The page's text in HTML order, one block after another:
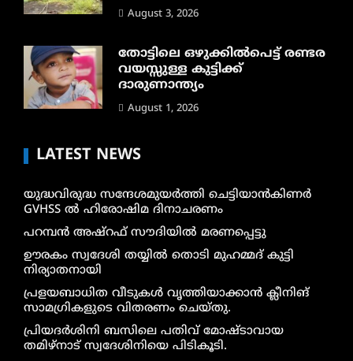
August 3, 2026
തോട്ടിലെ ഒഴുക്കിൽപെട്ട് രണ്ടര
വയസ്സുള്ള കുട്ടിക്ക്
ദാരുണാന്ത്യം
August 1, 2026
LATEST NEWS
യുദ്ധവിരുദ്ധ സന്ദേശമുയർത്തി ചെട്ടിയാൻകിണർ
GVHSS ൽ ഹിരോഷിമ ദിനാചരണം
പറമ്പൻ അഷ്‌റഫ് സൗദിയിൽ മരണപ്പെട്ടു
ഊരകം സ്വദേശി തയ്യിൽ തൊടി മുഹമ്മദ് കുട്ടി
നിര്യാതനായി
പ്രളയബാധിത വീടുകൾ വൃത്തിയാക്കാൻ ക്ലീനിങ്
സാമഗ്രികളുടെ വിതരണം ചെയ്തു.
പ്രിയദർശിനി ബസിലെ പതിവ് മോഷ്ടാവായ
തമിഴ്നാട് സ്വദേശിനിയെ പിടികൂടി.